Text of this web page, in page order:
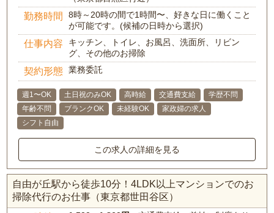
勤務時間
8時～20時の間で1時間〜、好きな日に働くこと
が可能です。(候補の日時から選択)
仕事内容
キッチン、トイレ、お風呂、洗面所、リビン
グ、その他のお掃除
契約形態 業務委託
週1〜OK 土日祝のみOK 高時給 交通費支給
学歴不問
年齢不問
ブランクOK 未経験OK
家政婦の求人
シフト自由
この求人の詳細を見る
自由が丘駅から徒歩10分！4LDK以上マンションでのお
掃除代行のお仕事（東京都世田谷区）